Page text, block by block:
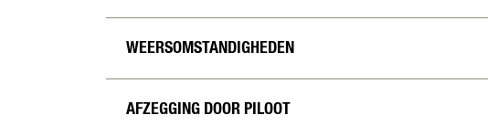
WEERSOMSTANDIGHEDEN
AFZEGGING DOOR PILOOT